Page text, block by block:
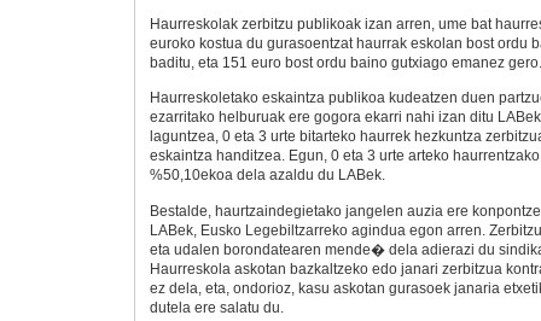
Haurreskolak zerbitzu publikoak izan arren, ume bat
euroko kostua du gurasoentzat haurrak eskolan bost ordu
baditu, eta 151 euro bost ordu baino gutxiago emanez gero.
Haurreskoletako eskaintza publikoa kudeatzen duen
ezarritako helburuak ere gogora ekarri nahi izan ditu
laguntzea, 0 eta 3 urte bitarteko haurrek hezkuntza
eskaintza handitzea. Egun, 0 eta 3 urte arteko
%50,10ekoa dela azaldu du LABek.
Bestalde, haurtzaindegietako jangelen auzia ere
LABek, Eusko Legebiltzarreko agindua egon arren.
eta udalen borondatearen mende� dela adierazi du
Haurreskola askotan bazkaltzeko edo janari zerbitzua
ez dela, eta, ondorioz, kasu askotan gurasoek janaria
dutela ere salatu du.